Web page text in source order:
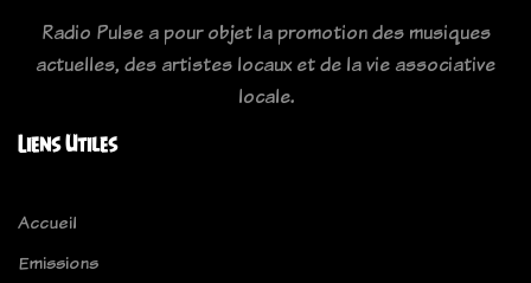
Radio Pulse a pour objet la promotion des musiques
actuelles, des artistes locaux et de la vie associative
locale.
Liens Utiles
Accueil
Emissions